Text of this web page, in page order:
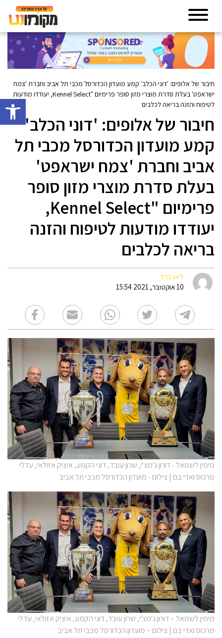
פתח
חיבור של אלופים: 'דוני הכלב' קמע מועדון הכדורסל מכבי תל אביב וחברת 'צמח
ישראפט' בעלת סדרת מוצרי מזון סופר פרימיום "Kennel Select, יעודדו מודעות
לטיפוח והזנה בריאה לכלבים
חיבור של אלופים: 'דוני הכלב'
קמע מועדון הכדורסל מכבי תל
אביב וחברת 'צמח ישראפט'
בעלת סדרת מוצרי מזון סופר
פרימיום "Kennel Select,
יעודדו מודעות לטיפוח והזנה
בריאה לכלבים
ליאו ברד
10 אוקטובר, 2021 15:54
מימין לשמאל - דורון ג'מצ'י, שרון עובד, דוני הקמע, איציק אזולאי, עדלי
מרכוס ואדי בם | צילום - מועדון הכדורסל מכבי תל אביב
מימין לשמאל – דורון ג'מצ'י, שרון עובד, דוני הקמע, איציק אזולאי, עדלי
מרכוס ואדי בם | צילום – מועדון הכדורסל מכבי תל אביב